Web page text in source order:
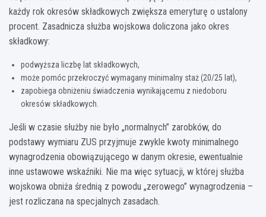
każdy rok okresów składkowych zwiększa emeryturę o ustalony
procent. Zasadnicza służba wojskowa doliczona jako okres
składkowy:
podwyższa liczbę lat składkowych,
może pomóc przekroczyć wymagany minimalny staż (20/25 lat),
zapobiega obniżeniu świadczenia wynikającemu z niedoboru
okresów składkowych.
Jeśli w czasie służby nie było „normalnych” zarobków, do
podstawy wymiaru ZUS przyjmuje zwykle kwoty minimalnego
wynagrodzenia obowiązującego w danym okresie, ewentualnie
inne ustawowe wskaźniki. Nie ma więc sytuacji, w której służba
wojskowa obniża średnią z powodu „zerowego” wynagrodzenia –
jest rozliczana na specjalnych zasadach.